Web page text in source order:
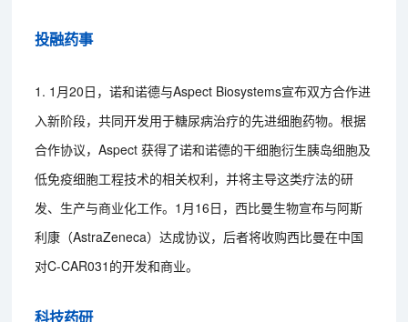
投融药事
1. 1月20日，诺和诺德与Aspect Biosystems宣布双方合作进
入新阶段，共同开发用于糖尿病治疗的先进细胞药物。根据
合作协议，Aspect 获得了诺和诺德的干细胞衍生胰岛细胞及
低免疫细胞工程技术的相关权利，并将主导这类疗法的研
发、生产与商业化工作。1月16日，西比曼生物宣布与阿斯
利康（AstraZeneca）达成协议，后者将收购西比曼在中国
对C-CAR031的开发和商业。
科技药研